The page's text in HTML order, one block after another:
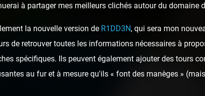
à partager mes meilleurs clichés autour du domaine
la nouvelle version de R1DD3N, qui sera mon
de retrouver toutes les informations nécessaires à
spécifiques. Ils peuvent également ajouter des tours
au fur et à mesure qu'ils « font des manèges »